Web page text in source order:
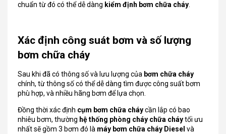
chuẩn từ đó có thể dễ dàng kiểm định bơm chữa cháy
Xác định công suát bơm và số lượng
bơm chữa cháy
Sau khi đã có thông số và lưu lượng của bơm chữa cháy
chính, từ thông số có thể dễ dàng tìm được công suất bơm
phù hợp, và nhiều hãng bơm để lựa chọn.
Đồng thời xác định cụm bơm chữa cháycần lắp có bao
nhiêu bơm, thường hệ thống phòng cháy chữa cháytối ưu
nhất sẽ gồm 3 bơm đó là máy bơm chữa cháy Diesel và